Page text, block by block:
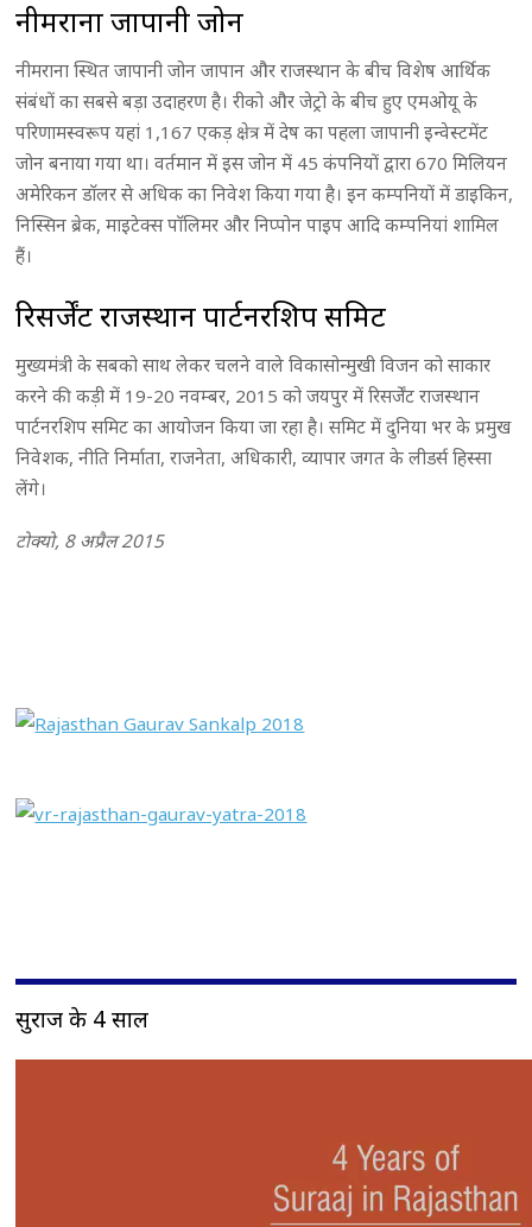
नीमराना जापानी जोन
नीमराना स्थित जापानी जोन जापान और राजस्थान के बीच विशेष आर्थिक
संबंधों का सबसे बड़ा उदाहरण है। रीको और जेट्रो के बीच हुए एमओयू के
परिणामस्वरूप यहां 1,167 एकड़ क्षेत्र में देष का पहला जापानी इन्वेस्टमेंट
जोन बनाया गया था। वर्तमान में इस जोन में 45 कंपनियों द्वारा 670 मिलियन
अमेरिकन डाॅलर से अधिक का निवेश किया गया है। इन कम्पनियों में डाइकिन,
निस्सिन ब्रेक, माइटेक्स पाॅलिमर और निप्पोन पाइप आदि कम्पनियां शामिल
हैं।
रिसर्जेंट राजस्थान पार्टनरशिप समिट
मुख्यमंत्री के सबको साथ लेकर चलने वाले विकासोन्मुखी विजन को साकार
करने की कड़ी में 19-20 नवम्बर, 2015 को जयपुर में रिसर्जेंट राजस्थान
पार्टनरशिप समिट का आयोजन किया जा रहा है। समिट में दुनिया भर के प्रमुख
निवेशक, नीति निर्माता, राजनेता, अधिकारी, व्यापार जगत के लीडर्स हिस्सा
लेंगे।
टोक्यो, 8 अप्रैल 2015
सुराज के 4 साल